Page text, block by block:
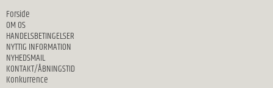
Forside
OM OS
HANDELSBETINGELSER
NYTTIG INFORMATION
NYHEDSMAIL
KONTAKT/ÅBNINGSTID
Konkurrence